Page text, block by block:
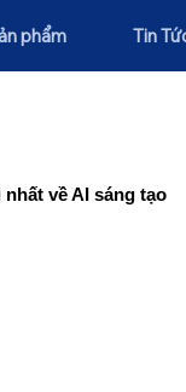
phẩm Tin
về AI sáng tạo